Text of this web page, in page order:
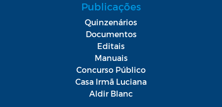
Publicações
Quinzenários
Documentos
Editais
Manuais
Concurso Público
Casa Irmã Luciana
Aldir Blanc